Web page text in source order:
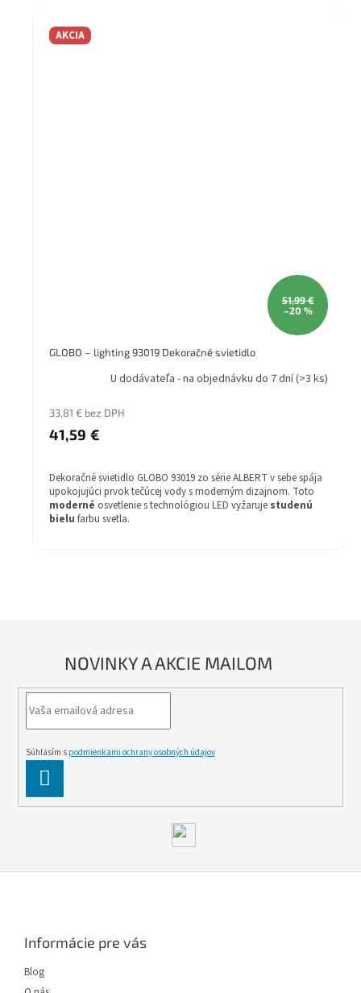
AKCIA
51,99 €
–20 %
GLOBO – lighting 93019 Dekoračné svietidlo
U dodávateľa - na objednávku do 7 dní(>3 ks)
33,81 € bez DPH
41,59 €
Dekoračné svietidlo GLOBO 93019 zo série ALBERT v sebe spája
upokojujúci prvok tečúcej vody s moderným dizajnom. Toto
moderné osvetlenie s technológiou LED vyžaruje studenú
bielu farbu svetla.
Výška (mm): 255
NOVINKY A AKCIE MAILOM
Súhlasím s podmienkami ochrany osobných údajov
SE
Informácie pre vás
Blog